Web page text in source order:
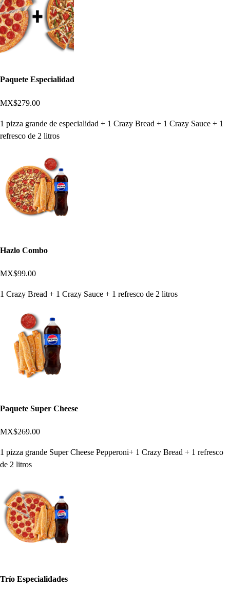
Paquete Especialidad
MX$279.00
1 pizza grande de especialidad + 1 Crazy Bread + 1 Crazy Sauce + 1
refresco de 2 litros
Hazlo Combo
MX$99.00
1 Crazy Bread + 1 Crazy Sauce + 1 refresco de 2 litros
Paquete Super Cheese
MX$269.00
1 pizza grande Super Cheese Pepperoni+ 1 Crazy Bread + 1 refresco
de 2 litros
Trío Especialidades